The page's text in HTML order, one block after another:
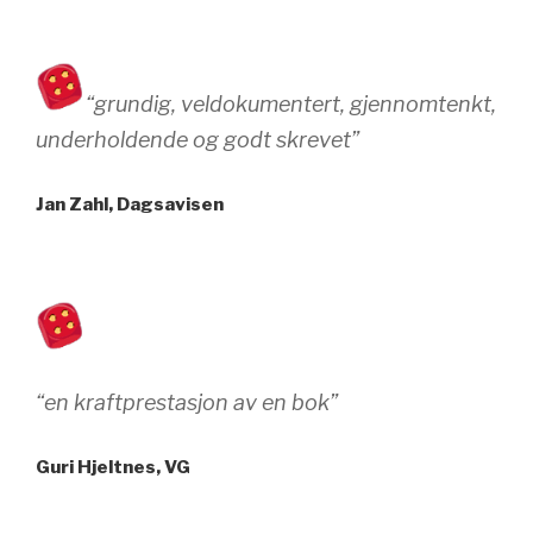
“grundig, veldokumentert, gjennomtenkt,
underholdende og godt skrevet”
Jan Zahl, Dagsavisen
“en kraftprestasjon av en bok”
Guri Hjeltnes, VG